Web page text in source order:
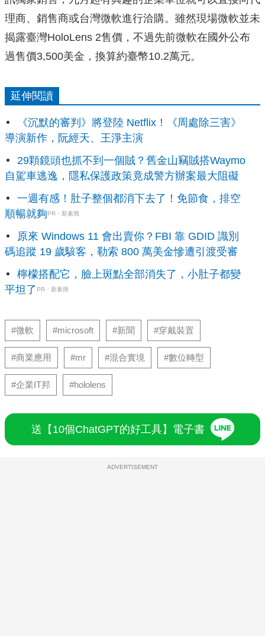
理商、銷售商或台灣微軟進行洽購。雖然現場微軟並未
揭露臺灣HoloLens 2售價，不過先前微軟在國外公布
過售價3,500美金，換算約臺幣10.2萬元。
延伸閱讀
《沉默的審判》將登陸 Netflix！《周處除三害》
導演新作，阮經天、王淨主演
29顆鏡頭也抓不到一個賊？舊金山竊賊搭Waymo
自駕車逃逸，隱私保護政策竟成警方辦案最大阻礙
一週有感！肚子整個都消下去了！免節食，排空
順暢就夠PR・新素簡
原來 Windows 11 會出賣你？FBI 靠 GDID 識別
碼追蹤 19 歲駭客，勒索 800 萬美金慘遭引渡受審
檸檬搭配它，臉上斑點全部消失了，小肚子都變
平坦了 PR・新素簡
#微軟 #microsoft #新聞 #穿戴裝置
#商業應用 #mr #混合實境 #數位轉型
#企業IT邦 #hololens
送【10個ChatGPT的好工具】電子書
ADVERTISEMENT